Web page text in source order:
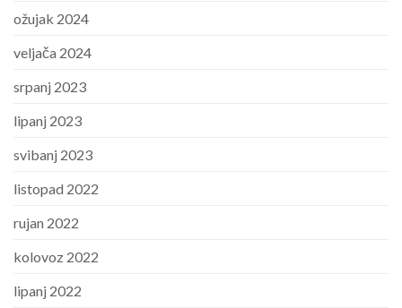
ožujak 2024
veljača 2024
srpanj 2023
lipanj 2023
svibanj 2023
listopad 2022
rujan 2022
kolovoz 2022
lipanj 2022